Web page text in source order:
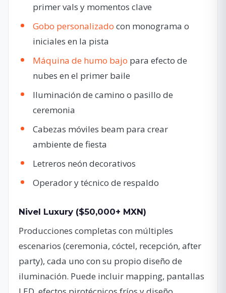
primer vals y momentos clave
Gobo personalizado con monograma o
iniciales en la pista
Máquina de humo bajo para efecto de
nubes en el primer baile
Iluminación de camino o pasillo de
ceremonia
Cabezas móviles beam para crear
ambiente de fiesta
Letreros neón decorativos
Operador y técnico de respaldo
Nivel Luxury ($50,000+ MXN)
Producciones completas con múltiples
escenarios (ceremonia, cóctel, recepción, after
party), cada uno con su propio diseño de
iluminación. Puede incluir mapping, pantallas